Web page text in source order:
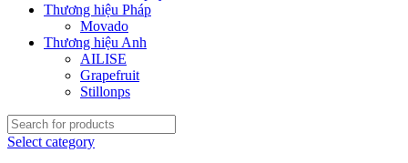
Thương hiệu Pháp
Movado
Thương hiệu Anh
AILISE
Grapefruit
Stillonps
Select category